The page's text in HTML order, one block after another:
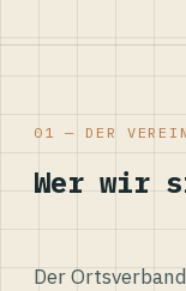
01 — DER VEREIN
Wer wir
Der